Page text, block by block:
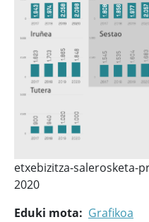
etxebizitza-salerosketa-
2020
Eduki mota
Grafikoa